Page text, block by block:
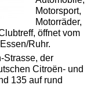
Motorsport,
Motorräder,
öffnet vom
Ruhr.
Strasse, der
Citroën- und
135 auf rund